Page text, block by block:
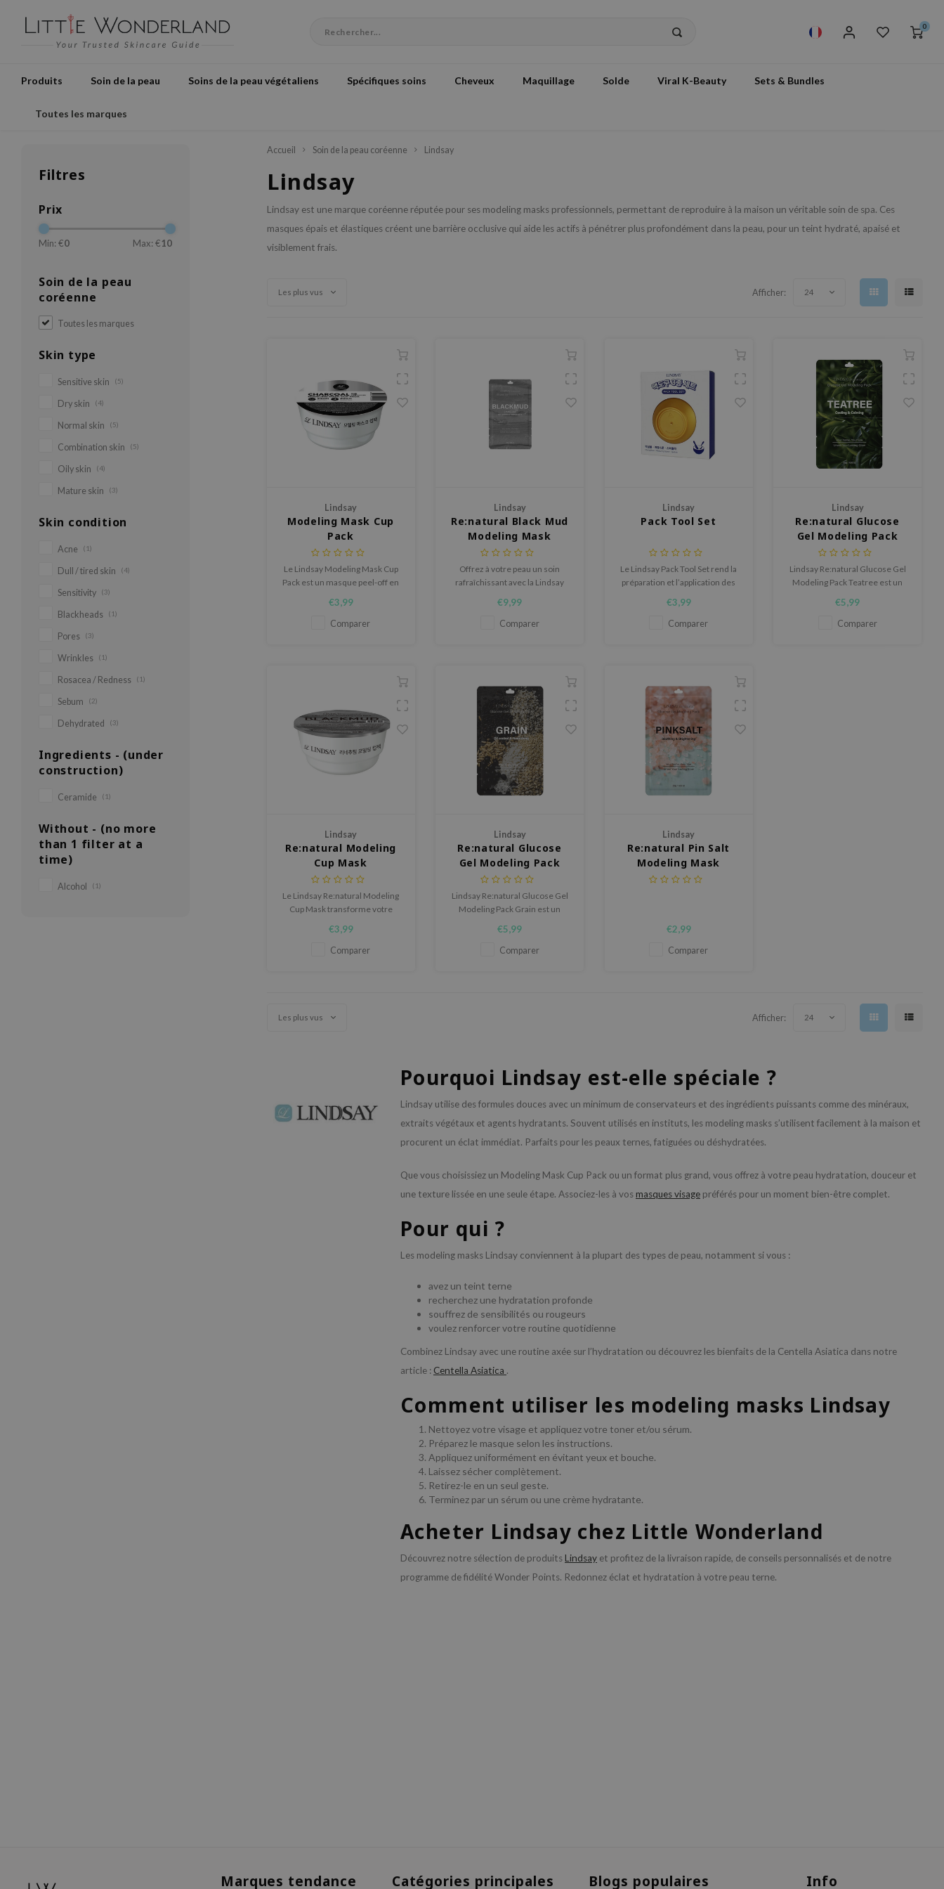
0
Produits Soin de la peau Soins de la peau végétaliens Spécifiques soins Cheveux Maquillage Solde Viral K-Beauty Sets & Bundles
Toutes les marques
Filtres
Prix
Min: €0 Max: €10
Soin de la peau
coréenne
Toutes les marques
Skin type
Sensitive skin (5)
Dry skin (4)
Normal skin (5)
Combination skin (5)
Oily skin (4)
Mature skin (3)
Skin condition
Acne (1)
Dull / tired skin (4)
Sensitivity (3)
Blackheads (1)
Pores (3)
Wrinkles (1)
Rosacea / Redness (1)
Sebum (2)
Dehydrated (3)
Ingredients - (under
construction)
Ceramide (1)
Without - (no more
than 1 filter at a
time)
Alcohol (1)
Accueil Soin de la peau coréenne Lindsay
Lindsay
Lindsay est une marque coréenne réputée pour ses modeling masks professionnels, permettant de reproduire à la maison un véritable soin de spa. Ces
masques épais et élastiques créent une barrière occlusive qui aide les actifs à pénétrer plus profondément dans la peau, pour un teint hydraté, apaisé et
visiblement frais.
Les plus vus Afficher: 24
Lindsay
Modeling Mask Cup
Pack
Le Lindsay Modeling Mask Cup
Pack est un masque peel-off en
véritable expérience spa à la
maison.
€3,99
Comparer
Lindsay
Re:natural Black Mud
Modeling Mask
Offrez à votre peau un soin
rafraîchissant avec la Lindsay
Mask, un masque qui hydrate,
apaise et prend soin des pores
€9,99
Comparer
Lindsay
Pack Tool Set
Le Lindsay Pack Tool Set rend la
préparation et l’application des
€3,99
Comparer
Lindsay
Re:natural Glucose
Gel Modeling Pack
Teatree
Lindsay Re:natural Glucose Gel
Modeling Pack Teatree est un
rafraîchissant et apaisant avec
plus de 50 % de glucose et
€5,99
Comparer
Lindsay
Re:natural Modeling
Cup Mask
Le Lindsay Re:natural Modeling
Cup Mask transforme votre
véritable expérience de spa.
€3,99
Comparer
Lindsay
Re:natural Glucose
Gel Modeling Pack
Grain
Lindsay Re:natural Glucose Gel
Modeling Pack Grain est un
plus de 50 % de glucose et des
extraits de céréales
€5,99
Comparer
Lindsay
Re:natural Pin Salt
Modeling Mask
€2,99
Comparer
Les plus vus Afficher: 24
Pourquoi Lindsay est-elle spéciale ?
Lindsay utilise des formules douces avec un minimum de conservateurs et des ingrédients puissants comme des minéraux,
extraits végétaux et agents hydratants. Souvent utilisés en instituts, les modeling masks s’utilisent facilement à la maison et
procurent un éclat immédiat. Parfaits pour les peaux ternes, fatiguées ou déshydratées.
Que vous choisissiez un Modeling Mask Cup Pack ou un format plus grand, vous offrez à votre peau hydratation, douceur et
une texture lissée en une seule étape. Associez-les à vosmasques visage préférés pour un moment bien-être complet.
Pour qui ?
Les modeling masks Lindsay conviennent à la plupart des types de peau, notamment si vous :
avez un teint terne
recherchez une hydratation profonde
souffrez de sensibilités ou rougeurs
voulez renforcer votre routine quotidienne
Combinez Lindsay avec une routine axée sur l’hydratation ou découvrez les bienfaits de la Centella Asiatica dans notre
article : Centella Asiatica .
Comment utiliser les modeling masks Lindsay
Nettoyez votre visage et appliquez votre toner et/ou sérum.
Préparez le masque selon les instructions.
Appliquez uniformément en évitant yeux et bouche.
Laissez sécher complètement.
Retirez-le en un seul geste.
Terminez par un sérum ou une crème hydratante.
Acheter Lindsay chez Little Wonderland
Découvrez notre sélection de produitsLindsay et profitez de la livraison rapide, de conseils personnalisés et de notre
programme de fidélité Wonder Points. Redonnez éclat et hydratation à votre peau terne.
Marques tendance Catégories principales Blogs populaires Info